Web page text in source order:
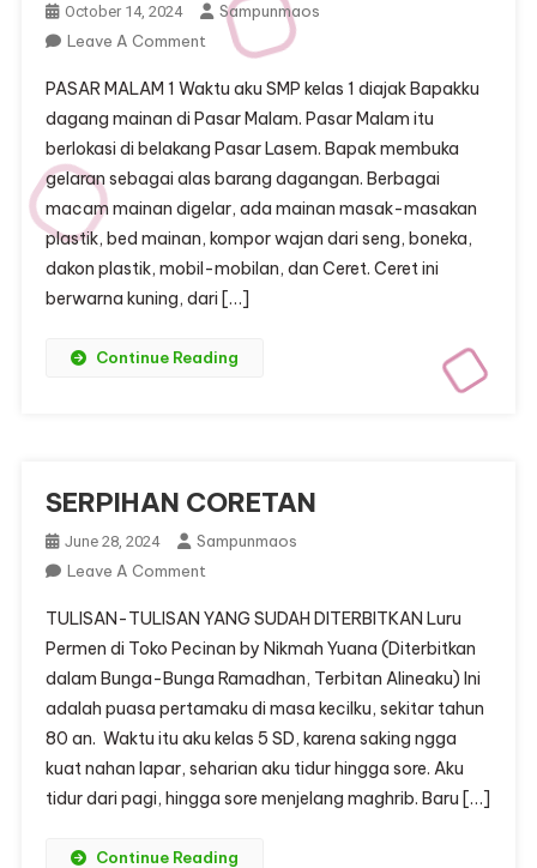
October 14, 2024
Sampunmaos
Leave A CommentOn
TENGAH
PASAR MALAM 1 Waktu aku SMP kelas 1 diajak Bapakku
dagang mainan di Pasar Malam. Pasar Malam itu
berlokasi di belakang Pasar Lasem. Bapak membuka
gelaran sebagai alas barang dagangan. Berbagai
macam mainan digelar, ada mainan masak-masakan
plastik, bed mainan, kompor wajan dari seng, boneka,
dakon plastik, mobil-mobilan, dan Ceret. Ceret ini
berwarna kuning, dari […]
Continue Reading
SERPIHAN CORETAN
June 28, 2024
Sampunmaos
Leave A CommentOn
CORETAN
TULISAN-TULISAN YANG SUDAH DITERBITKAN Luru
Permen di Toko Pecinan by Nikmah Yuana (Diterbitkan
dalam Bunga-Bunga Ramadhan, Terbitan Alineaku) Ini
adalah puasa pertamaku di masa kecilku, sekitar tahun
80 an. Waktu itu aku kelas 5 SD, karena saking ngga
kuat nahan lapar, seharian aku tidur hingga sore. Aku
tidur dari pagi, hingga sore menjelang maghrib. Baru […]
Continue Reading